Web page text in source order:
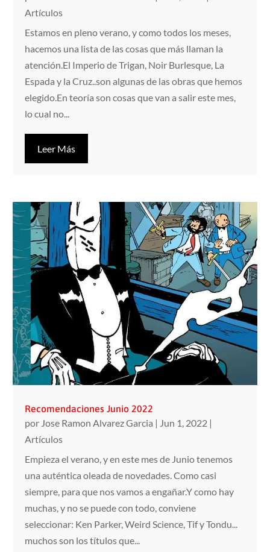
Artículos
Estamos en pleno verano, y como todos los meses,
hacemos una lista de las cosas que más llaman la
atención.El Imperio de Trigan, Noir Burlesque, La
Espada y la Cruz..son algunas de las obras que hemos
elegido.En teoría son cosas que van a salir este mes,
lo cual no...
Leer Más
Recomendaciones Junio 2022
por Jose Ramon Alvarez Garcia | Jun 1, 2022 |
Artículos
Empieza el verano, y en este mes de Junio tenemos
una auténtica oleada de novedades. Como casi
siempre, para que nos vamos a engañar.Y como hay
muchas, y no se puede con todo, conviene
seleccionar: Ken Parker, Weird Science, Tif y Tondu...
muchos son los títulos que...